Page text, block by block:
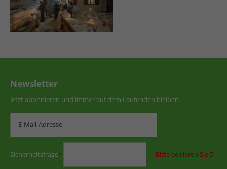
Newsletter
Jetzt abonnieren und immer auf dem Laufenden bleiben
Sicherheitsfrage* Bitte addieren Sie 5